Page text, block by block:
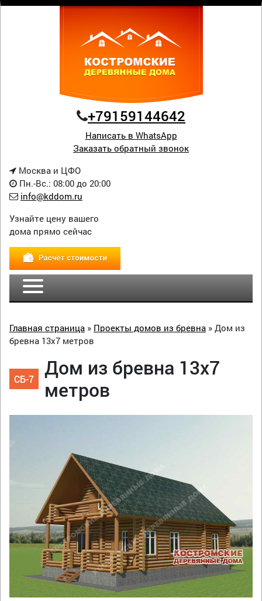
+79159144642
Написать в WhatsApp
Заказать обратный звонок
Москва и ЦФО
Пн.-Вс.: 08:00 до 20:00
info@kddom.ru
Узнайте цену вашего
дома прямо сейчас
Главная страница » Проекты домов из бревна » Дом из
бревна 13х7 метров
СБ-7
Дом из бревна 13х7
метров